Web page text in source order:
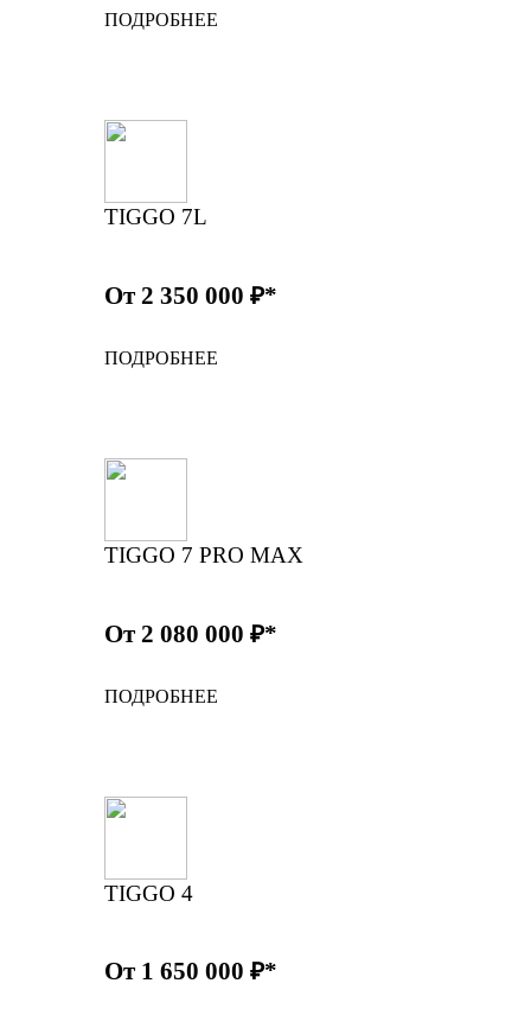
ПОДРОБНЕЕ
TIGGO 7L
От 2 350 000 ₽*
ПОДРОБНЕЕ
TIGGO 7 PRO MAX
От 2 080 000 ₽*
ПОДРОБНЕЕ
TIGGO 4
От 1 650 000 ₽*